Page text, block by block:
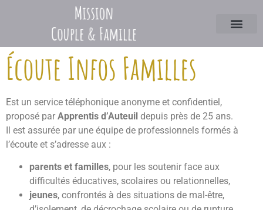
Écoute Infos Familles
Est un service téléphonique anonyme et confidentiel,
proposé par Apprentis d’Auteuil depuis près de 25 ans.
Il est assurée par une équipe de professionnels formés à
l’écoute et s’adresse aux :
parents et familles, pour les soutenir face aux
difficultés éducatives, scolaires ou relationnelles,
jeunes, confrontés à des situations de mal-être,